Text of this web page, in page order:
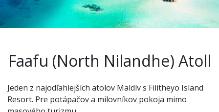
Faafu (North Nilandhe) Atoll
Jeden z najodľahlejších atolov Maldív s Filitheyo Island
Resort. Pre potápačov a milovníkov pokoja mimo